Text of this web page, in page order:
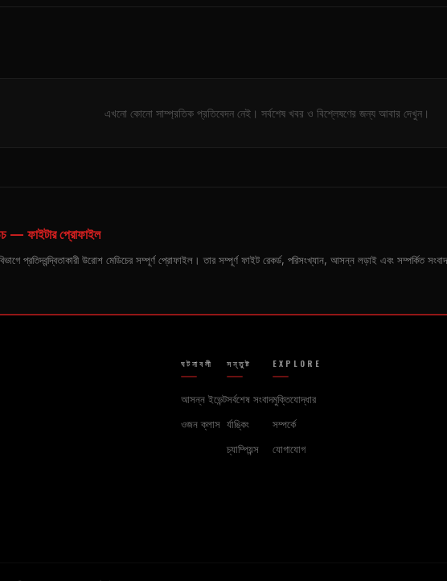
এখনো কোনো সাম্প্রতিক প্রতিবেদন নেই। সর্বশেষ খবর ও বিশ্লেষণের জন্য আবার দেখুন।
— ফাইটার প্রোফাইল
প্রতিদ্বন্দ্বিতাকারী উরোশ মেডিচের সম্পূর্ণ প্রোফাইল। তার সম্পূর্ণ ফাইট রেকর্ড, পরিসংখ্যান, আসন্ন লড়াই এবং সম্পর্কিত
ঘটনাবলী
আসন্ন ইভেন্ট
ওজন ক্লাস
সন্তুষ্ট
সর্বশেষ সংবাদ
র্যাঙ্কিং
চ্যাম্পিয়ন্স
EXPLORE
মুক্তিযোদ্ধার
সম্পর্কে
যোগাযোগ